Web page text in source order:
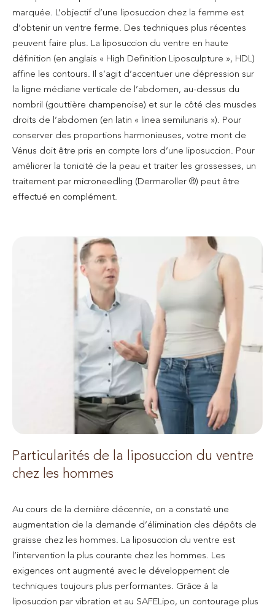
marquée. L’objectif d’une liposuccion chez la femme est
d’obtenir un ventre ferme. Des techniques plus récentes
peuvent faire plus. La liposuccion du ventre en haute
définition (en anglais « High Definition Liposculpture », HDL)
affine les contours. Il s’agit d’accentuer une dépression sur
la ligne médiane verticale de l’abdomen, au-dessus du
nombril (gouttière champenoise) et sur le côté des muscles
droits de l’abdomen (en latin « linea semilunaris »). Pour
conserver des proportions harmonieuses, votre mont de
Vénus doit être pris en compte lors d’une liposuccion. Pour
améliorer la tonicité de la peau et traiter les grossesses, un
traitement par microneedling (Dermaroller ®) peut être
effectué en complément.
Particularités de la liposuccion du ventre
chez les hommes
Au cours de la dernière décennie, on a constaté une
augmentation de la demande d’élimination des dépôts de
graisse chez les hommes. La liposuccion du ventre est
l’intervention la plus courante chez les hommes. Les
exigences ont augmenté avec le développement de
techniques toujours plus performantes. Grâce à la
liposuccion par vibration et au SAFELipo, un contourage plus